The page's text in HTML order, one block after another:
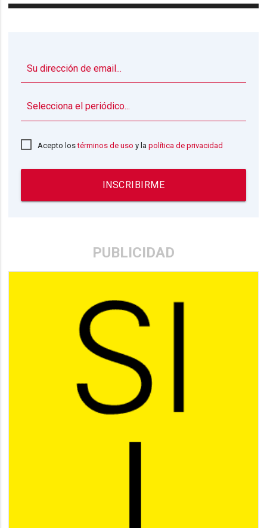
Acepto lostérminos de uso y lapolítica de privacidad
INSCRIBIRME
PUBLICIDAD